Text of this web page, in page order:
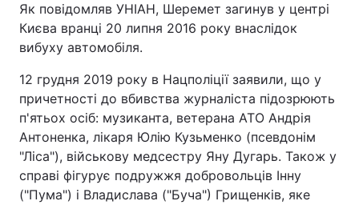
Як повідомляв УНІАН, Шеремет загинув у центрі
Києва вранці 20 липня 2016 року внаслідок
вибуху автомобіля.
12 грудня 2019 року в Нацполіції заявили, що у
причетності до вбивства журналіста підозрюють
п'ятьох осіб: музиканта, ветерана АТО Андрія
Антоненка, лікаря Юлію Кузьменко (псевдонім
"Ліса"), військову медсестру Яну Дугарь. Також у
справі фігурує подружжя добровольців Інну
("Пума") і Владислава ("Буча") Грищенків, яке